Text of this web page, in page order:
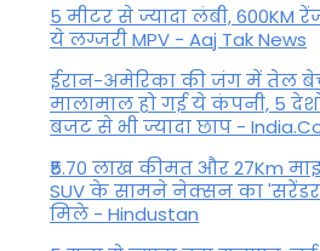
5 मीटर से ज्यादा लंबी, 600KM
ये लग्जरी MPV - Aaj Tak News
ईरान-अमेरिका की जंग में तेल
मालामाल हो गई ये कंपनी, 5
बजट से भी ज्यादा छाप -
₹5.70 लाख कीमत और 27Km
SUV के सामने नेक्सन का 'सरेंडर';
मिले - Hindustan